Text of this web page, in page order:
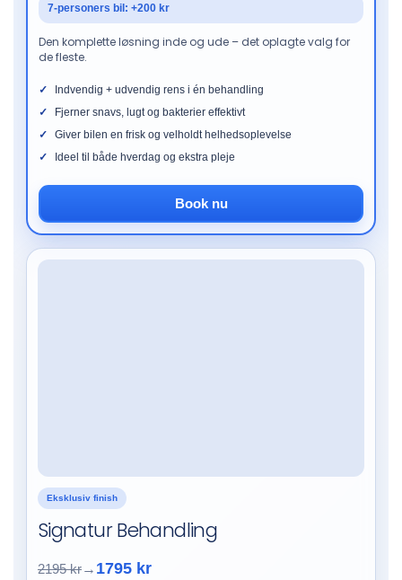
7-personers bil: +200 kr
Den komplette løsning inde og ude – det oplagte valg for
de fleste.
Indvendig + udvendig rens i én behandling
Fjerner snavs, lugt og bakterier effektivt
Giver bilen en frisk og velholdt helhedsoplevelse
Ideel til både hverdag og ekstra pleje
Book nu
Eksklusiv finish
Signatur Behandling
2195 kr→ 1795 kr